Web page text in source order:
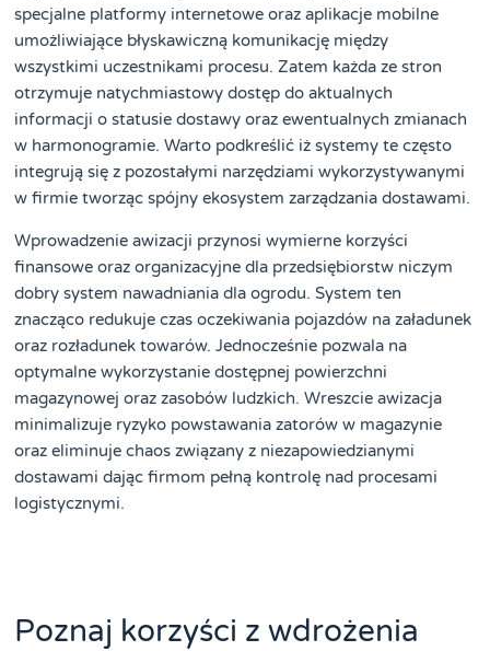
specjalne platformy internetowe oraz aplikacje mobilne
umożliwiające błyskawiczną komunikację między
wszystkimi uczestnikami procesu. Zatem każda ze stron
otrzymuje natychmiastowy dostęp do aktualnych
informacji o statusie dostawy oraz ewentualnych zmianach
w harmonogramie. Warto podkreślić iż systemy te często
integrują się z pozostałymi narzędziami wykorzystywanymi
w firmie tworząc spójny ekosystem zarządzania dostawami.
Wprowadzenie awizacji przynosi wymierne korzyści
finansowe oraz organizacyjne dla przedsiębiorstw niczym
dobry system nawadniania dla ogrodu. System ten
znacząco redukuje czas oczekiwania pojazdów na załadunek
oraz rozładunek towarów. Jednocześnie pozwala na
optymalne wykorzystanie dostępnej powierzchni
magazynowej oraz zasobów ludzkich. Wreszcie awizacja
minimalizuje ryzyko powstawania zatorów w magazynie
oraz eliminuje chaos związany z niezapowiedzianymi
dostawami dając firmom pełną kontrolę nad procesami
logistycznymi.
Poznaj korzyści z wdrożenia